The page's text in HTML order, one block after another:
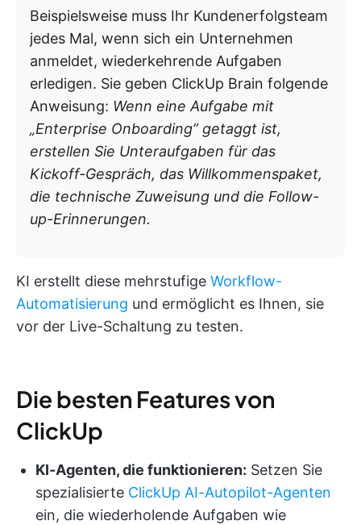
Beispielsweise muss Ihr Kundenerfolgsteam
jedes Mal, wenn sich ein Unternehmen
anmeldet, wiederkehrende Aufgaben
erledigen. Sie geben ClickUp Brain folgende
Anweisung: Wenn eine Aufgabe mit
„Enterprise Onboarding” getaggt ist,
erstellen Sie Unteraufgaben für das
Kickoff-Gespräch, das Willkommenspaket,
die technische Zuweisung und die Follow-
up-Erinnerungen.
KI erstellt diese mehrstufige Workflow-
Automatisierung und ermöglicht es Ihnen, sie
vor der Live-Schaltung zu testen.
Die besten Features von
ClickUp
KI-Agenten, die funktionieren: Setzen Sie
spezialisierte ClickUp AI-Autopilot-Agenten
ein, die wiederholende Aufgaben wie